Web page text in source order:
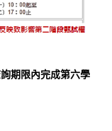
期限內完成第六學